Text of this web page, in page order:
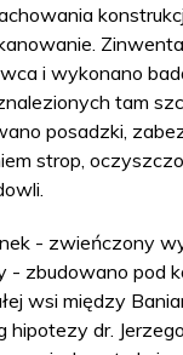
i wykonano
tam
posadzki,
strop,
- zwieńczony
- zbudowano pod
wsi między
hipotezy dr.